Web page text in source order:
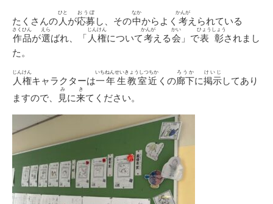
たくさんの人
ひと
が応募
おうぼ
し、その中
なか
からよく 考
かんが
えられている
作品
さくひん
が選
えら
ばれ、「 人権
じんけん
について考
かんが
える会
かい
」で表彰
ひょうしょう
されまし
た。
人権
じんけん
キャラクターは一年生教室近
いちねんせいきょうしつちか
くの廊下
ろうか
に掲示
けいじ
してあり
ますので、
見
み
に来
き
てください。